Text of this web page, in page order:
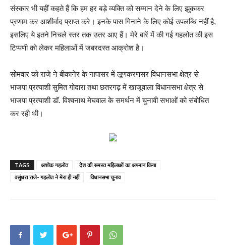
संस्कार भी यहीं कहते हैं कि हम हर बड़े व्यक्ति को सम्मान देने के लिए झुककर
प्रणाम कर आशीर्वाद प्राप्त करे। इनके पास गिनाने के लिए कोई उपलब्धि नहीं है,
इसलिए ये इतने निचले स्तर तक उतर आए हैं। मेरे बारें में की गई गहलोत की इस
टिप्पणी को लेकर महिलाओं में जबरदस्त आक्रोश है।
सोमवार को राजे ने बीकानेर के नापासर में लूणकरणसर विधानसभा क्षेत्र से
भाजपा प्रत्याशी सुमित गोदारा तथा छतरगढ़ में खाजूवाला विधानसभा क्षेत्र से
भाजपा प्रत्याशी डॉ. विश्वनाथ मेघवाल के समर्थन में चुनावी सभाओं को संबोधित
कर रही थी।
TAGS अशोक गहलोत
देश की समस्त महिलाओं का अपमान किया
वसुंधरा राजे- गहलोत ने मेरा ही नहीं
विधानसभा चुनाव